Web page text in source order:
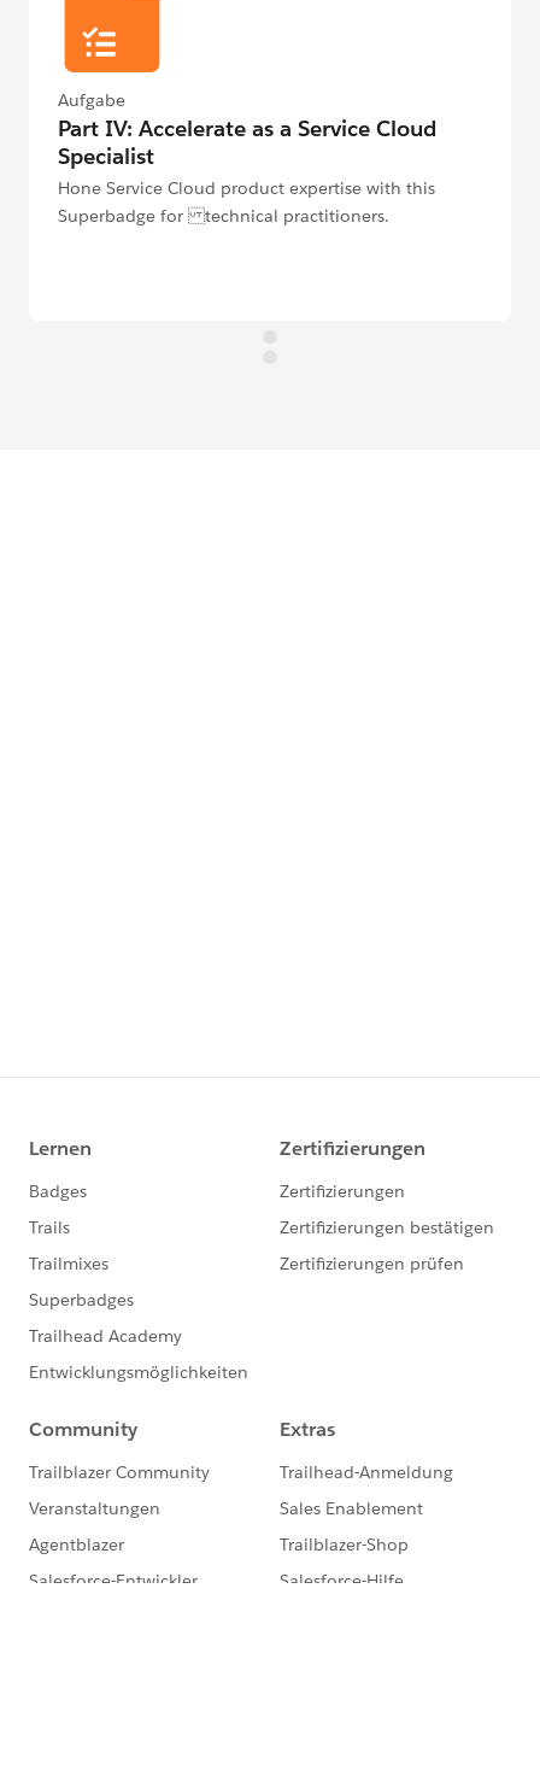
Aufgabe
Part IV: Accelerate as a Service Cloud
Specialist
Hone Service Cloud product expertise with this
Superbadge for technical practitioners.